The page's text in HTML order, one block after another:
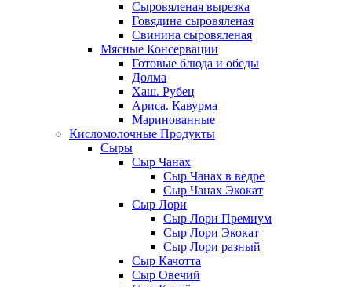
Сыровяленая вырезка
Говядина сыровяленая
Свинина сыровяленая
Мясные Консервации
Готовые блюда и обеды
Долма
Хаш. Рубец
Ариса. Кавурма
Маринованные
Кисломолочные Продукты
Сыры
Сыр Чанах
Сыр Чанах в ведре
Сыр Чанах Экокат
Сыр Лори
Сыр Лори Премиум
Сыр Лори Экокат
Сыр Лори разный
Сыр Качотта
Сыр Овечий